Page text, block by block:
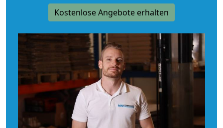
Kostenlose Angebote erhalten